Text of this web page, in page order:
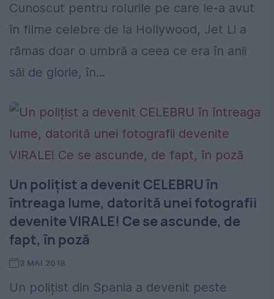
Cunoscut pentru rolurile pe care le-a avut
în filme celebre de la Hollywood, Jet Li a
rămas doar o umbră a ceea ce era în anii
săi de glorie, în...
Un polițist a devenit CELEBRU în
întreaga lume, datorită unei fotografii
devenite VIRALE! Ce se ascunde, de
fapt, în poză
3 MAI 2018
Un polițist din Spania a devenit peste